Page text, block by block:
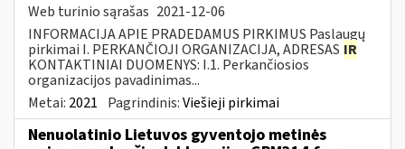
Web turinio sąrašas 2021-12-06
INFORMACIJA APIE PRADEDAMUS PIRKIMUS Paslaugų
pirkimai I. PERKANČIOJI ORGANIZACIJA, ADRESAS IR
KONTAKTINIAI DUOMENYS: I.1. Perkančiosios
organizacijos pavadinimas...
Metai: 2021 Pagrindinis:Viešieji pirkimai
Nenuolatinio Lietuvos gyventojo metinės